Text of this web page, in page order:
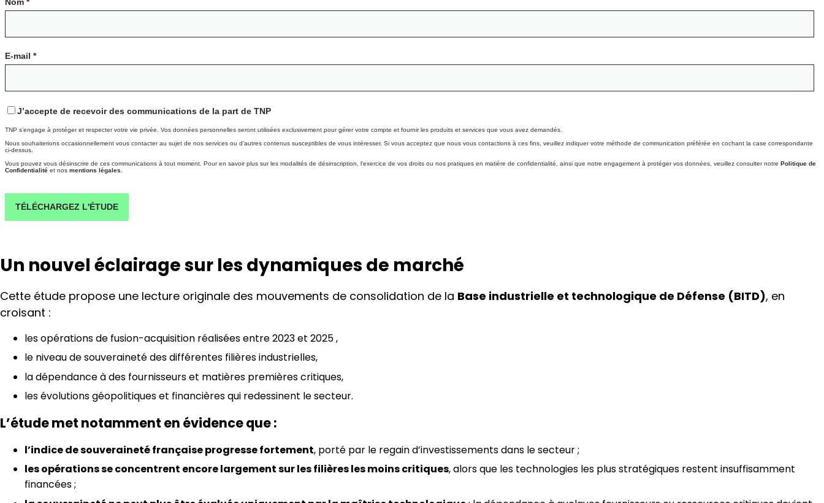
Un nouvel éclairage sur les dynamiques de marché
Cette étude propose une lecture originale des mouvements de consolidation de la Base industrielle et technologique de Défense (BITD), en
croisant :
les opérations de fusion-acquisition réalisées entre 2023 et 2025 ,
le niveau de souveraineté des différentes filières industrielles,
la dépendance à des fournisseurs et matières premières critiques,
les évolutions géopolitiques et financières qui redessinent le secteur.
L’étude met notamment en évidence que :
l’indice de souveraineté française progresse fortement, porté par le regain d’investissements dans le secteur ;
les opérations se concentrent encore largement sur les filières les moins critiques, alors que les technologies les plus stratégiques restent insuffisamment
financées ;